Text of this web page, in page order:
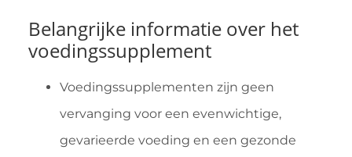
Belangrijke informatie over het
voedingssupplement
Voedingssupplementen zijn geen
vervanging voor een evenwichtige,
gevarieerde voeding en een gezonde